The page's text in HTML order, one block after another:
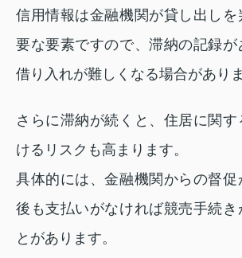
信用情報は金融機関が貸し出しを
要な要素ですので、滞納の記録が
借り入れが難しくなる場合がありま
さらに滞納が続くと、住居に関
けるリスクも高まります。
具体的には、金融機関からの督
後も支払いがなければ競売手続き
とがあります。